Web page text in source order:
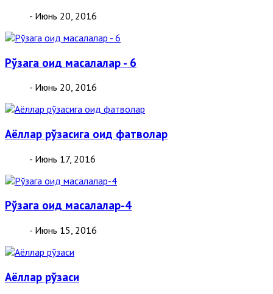
- Июнь 20, 2016
Рўзага оид масалалар - 6
- Июнь 20, 2016
Аёллар рўзасига оид фатволар
- Июнь 17, 2016
Рўзага оид масалалар-4
- Июнь 15, 2016
Аёллар рўзаси